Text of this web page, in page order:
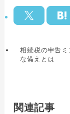
相続税の申告
な備えとは
関連記事